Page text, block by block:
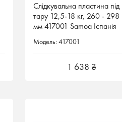
Слідкувальна пластина під
тару 12,5-18 кг, 260 - 298
мм 417001 Samoa Іспанія
Модель: 417001
1 638 ₴